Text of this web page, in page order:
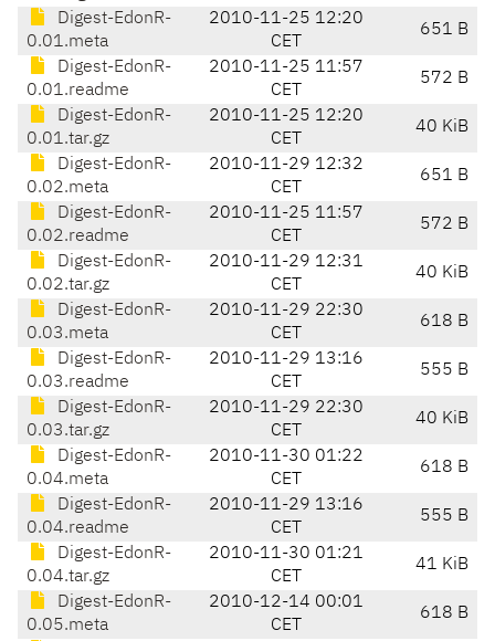
Digest-EdonR-
0.01.meta
2010-11-25 12:20
CET
651 B
Digest-EdonR-
0.01.readme
2010-11-25 11:57
CET
572 B
Digest-EdonR-
0.01.tar.gz
2010-11-25 12:20
CET
40 KiB
Digest-EdonR-
0.02.meta
2010-11-29 12:32
CET
651 B
Digest-EdonR-
0.02.readme
2010-11-25 11:57
CET
572 B
Digest-EdonR-
0.02.tar.gz
2010-11-29 12:31
CET
40 KiB
Digest-EdonR-
0.03.meta
2010-11-29 22:30
CET
618 B
Digest-EdonR-
0.03.readme
2010-11-29 13:16
CET
555 B
Digest-EdonR-
0.03.tar.gz
2010-11-29 22:30
CET
40 KiB
Digest-EdonR-
0.04.meta
2010-11-30 01:22
CET
618 B
Digest-EdonR-
0.04.readme
2010-11-29 13:16
CET
555 B
Digest-EdonR-
0.04.tar.gz
2010-11-30 01:21
CET
41 KiB
Digest-EdonR-
0.05.meta
2010-12-14 00:01
CET
618 B